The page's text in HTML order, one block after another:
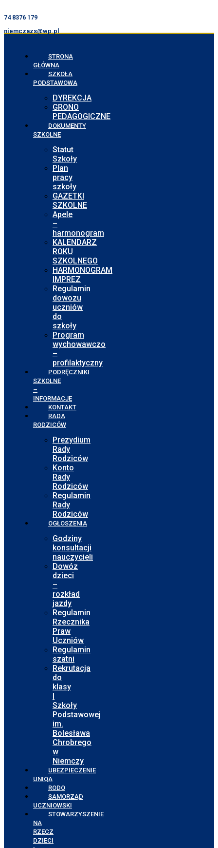
74 8376 179
niemczazs@wp.pl
STRONA
GŁÓWNA
SZKOŁA
PODSTAWOWA
DYREKCJA
GRONO
PEDAGOGICZNE
DOKUMENTY
SZKOLNE
Statut
Szkoły
Plan
pracy
szkoły
GAZETKI
SZKOLNE
Apele
–
harmonogram
KALENDARZ
ROKU
SZKOLNEGO
HARMONOGRAM
IMPREZ
Regulamin
dowozu
uczniów
do
szkoły
Program
wychowawczo
–
profilaktyczny
PODRĘCZNIKI
SZKOLNE
–
INFORMACJE
KONTAKT
RADA
RODZICÓW
Prezydium
Rady
Rodziców
Konto
Rady
Rodziców
Regulamin
Rady
Rodziców
OGŁOSZENIA
Godziny
konsultacji
nauczycieli
Dowóz
dzieci
–
rozkład
jazdy
Regulamin
Rzecznika
Praw
Uczniów
Regulamin
szatni
Rekrutacja
do
klasy
I
Szkoły
Podstawowej
im.
Bolesława
Chrobrego
w
Niemczy
UBEZPIECZENIE
UNIQA
RODO
SAMORZĄD
UCZNIOWSKI
STOWARZYSZENIE
NA
RZECZ
DZIECI